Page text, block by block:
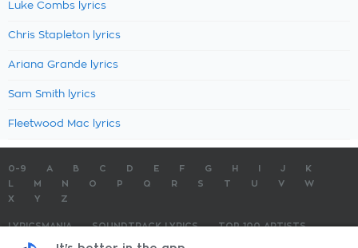
Luke Combs lyrics
Chris Stapleton lyrics
Ariana Grande lyrics
Sam Smith lyrics
Fleetwood Mac lyrics
0-9 A B C D E F G H J
K
M N O P Q R S T U V
W
X
Y Z
LYRICSMANIA SOUNDTRACK LYRICS
TOP 100 ARTISTS
TOP 100 LYRICS